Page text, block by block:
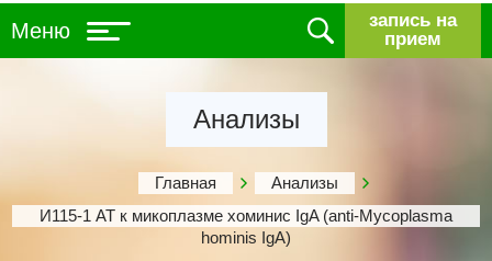
Меню
запись на
прием
Анализы
Главная
Анализы
И115-1 АТ к микоплазме хоминис IgA (anti-Mycoplasma
hominis IgA)